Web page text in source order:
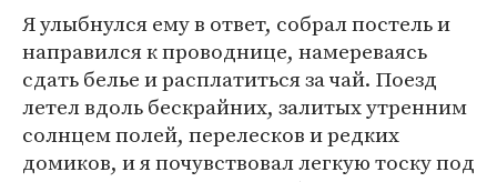
Я улыбнулся ему в ответ, собрал постель и
направился к проводнице, намереваясь
сдать белье и расплатиться за чай. Поезд
летел вдоль бескрайних, залитых утренним
солнцем полей, перелесков и редких
домиков, и я почувствовал легкую тоску под